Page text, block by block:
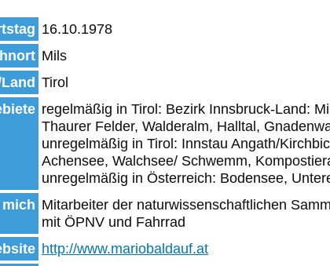
16.10.1978
Mils
Tirol
regelmäßig in Tirol: Bezirk Innsbruck-Land:
Thaurer Felder, Walderalm, Halltal,
unregelmäßig in Tirol: Innstau Angath/
Achensee, Walchsee/ Schwemm,
unregelmäßig in Österreich: Bodensee,
mich Mitarbeiter der naturwissenschaftlichen
mit ÖPNV und Fahrrad
http://www.mariobaldauf.at